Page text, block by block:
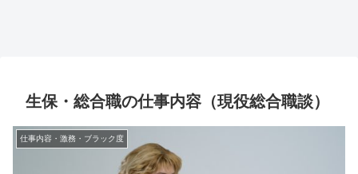
生保・総合職の仕事内容（現役総合職談）
仕事内容・激務・ブラック度